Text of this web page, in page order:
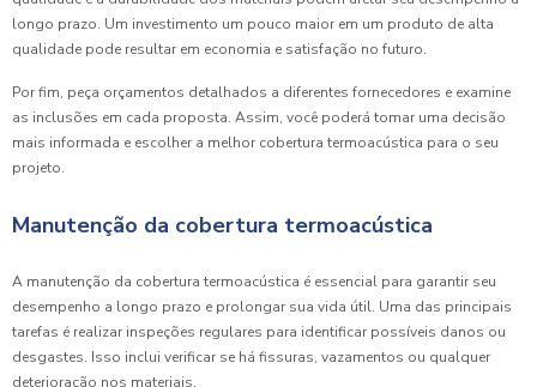
longo prazo. Um investimento um pouco maior em um produto de alta
qualidade pode resultar em economia e satisfação no futuro.
Por fim, peça orçamentos detalhados a diferentes fornecedores e examine
as inclusões em cada proposta. Assim, você poderá tomar uma decisão
mais informada e escolher a melhor cobertura termoacústica para o seu
projeto.
Manutenção da cobertura termoacústica
A manutenção da cobertura termoacústica é essencial para garantir seu
desempenho a longo prazo e prolongar sua vida útil. Uma das principais
tarefas é realizar inspeções regulares para identificar possíveis danos ou
desgastes. Isso inclui verificar se há fissuras, vazamentos ou qualquer
deterioração nos materiais.